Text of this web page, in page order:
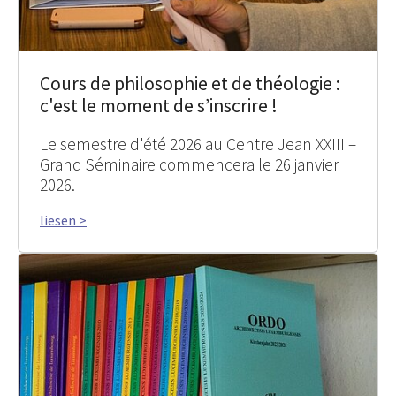
Cours de philosophie et de théologie :
c'est le moment de s’inscrire !
Le semestre d'été 2026 au Centre Jean XXIII –
Grand Séminaire commencera le 26 janvier
2026.
liesen >